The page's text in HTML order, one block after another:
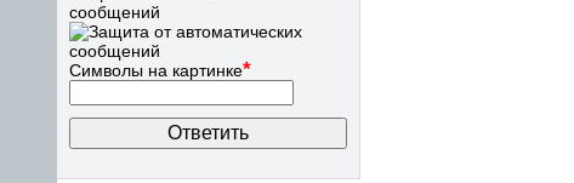
сообщений
Символы на картинке*